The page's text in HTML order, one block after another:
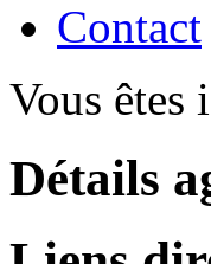
Contact
Vous êtes
Détails